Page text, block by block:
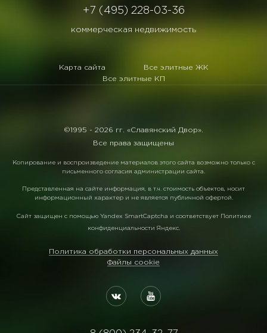
+7 (495) 228-03-36
коммерческая недвижимость
Карта сайта
Все элитные ЖК
Все элитные КП
©1995 - 2026 гг. «Славянский Двор».
Все права защищены
Копирование и воспроизведение материалов этого сайта возможно только с
письменного согласия администрации сайта.
Представленная на сайте информация, в т.ч. стоимость объектов, носит
информационный характер и не является публичной офертой.
Сайт защищен с помощью Yandex SmartCaptcha и соответствует Политике
конфиденциальности Яндекс.
Политика обработки персональных данных
Файлы cookie